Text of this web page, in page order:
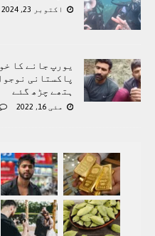
اکتوبر 23, 2024
یورپ جانے کا
پاکستانی
ہتھے چڑھ گئے
مئی 16, 2022